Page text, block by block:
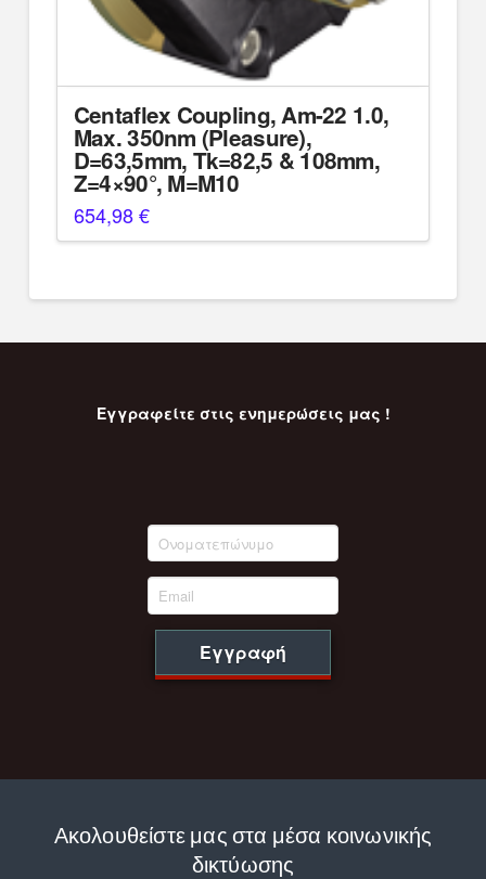
Centaflex Coupling, Am-22 1.0,
Max. 350nm (Pleasure),
D=63,5mm, Tk=82,5 & 108mm,
Z=4×90°, M=M10
654,98€
Εγγραφείτε στις ενημερώσεις μας !
Εγγραφή
Ακολουθείστε μας στα μέσα κοινωνικής
δικτύωσης